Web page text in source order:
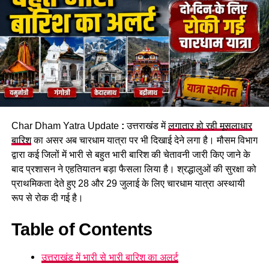
एसपी सिटी अभय सिंह के मुताबिक,कांवड़ यात्राको देखते हुए घाटों पर
चेतावनी बोर्ड लगाए गए हैं और SDRF के जवानों की तैनाती भी की गई है।
इसके बावजूद ये कांवड़िए निर्धारित घाट से अलग जाकर नहर में स्नान कर
रहे थे। इसी दौरान चारों गहरे पानी में डूब गए।
सुरक्षित घाटों पर ही स्नान करने की अपील
पुलिस ने शवों को कब्जे में लेकर पोस्टमार्टम की कार्रवाई शुरू कर दी है।
प्रशासन की ओर से श्रद्धालुओं से अपील की जा रही है कि वे निर्धारित और
सुरक्षित घाटों पर ही स्नान करें और चेतावनी वाले स्थानों पर जाने से बचें।
Char Dham Yatra Update : उत्तराखंड मेंलगातार हो रही मूसलाधार
बारिशका असर अब चारधाम यात्रा पर भी दिखाई देने लगा है। मौसम विभाग
द्वारा कई जिलों में भारी से बहुत भारी बारिश की चेतावनी जारी किए जाने के
बाद प्रशासन ने एहतियातन बड़ा फैसला लिया है। श्रद्धालुओं की सुरक्षा को
प्राथमिकता देते हुए 28 और 29 जुलाई के लिए चारधाम यात्रा अस्थायी
रूप से रोक दी गई है।
Table of Contents
उत्तराखंड में भारी से भारी बारिश का अलर्ट